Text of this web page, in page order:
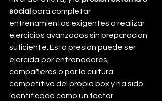
social para completar
entrenamientos exigentes o realizar
ejercicios avanzados sin preparación
suficiente. Esta presión puede ser
ejercida por entrenadores,
compañeros o por la cultura
competitiva del propio box y ha sido
identificada como un factor